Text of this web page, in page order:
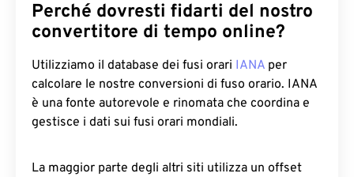
Perché dovresti fidarti del nostro
convertitore di tempo online?
Utilizziamo il database dei fusi orari IANA per
calcolare le nostre conversioni di fuso orario. IANA
è una fonte autorevole e rinomata che coordina e
gestisce i dati sui fusi orari mondiali.
La maggior parte degli altri siti utilizza un offset